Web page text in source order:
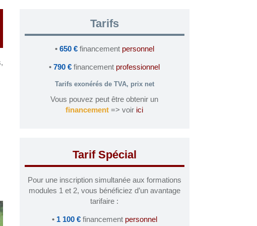
Tarifs
• 650 €financement personnel
•790 € financement professionnel
Tarifs exonérés de TVA, prix net
Vous pouvez peut être obtenir un
financement => voir ici
Tarif Spécial
Pour une inscription simultanée aux formations
modules 1 et 2, vous bénéficiez d’un avantage
tarifaire :
• 1 100 €financement personnel